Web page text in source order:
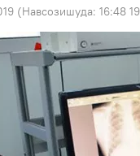
(Навсозишуда: 16:48